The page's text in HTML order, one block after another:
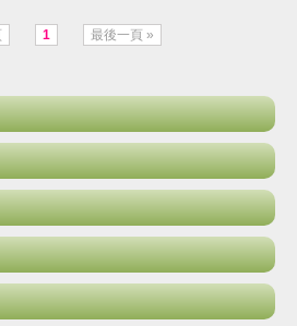
1 最後一頁 »